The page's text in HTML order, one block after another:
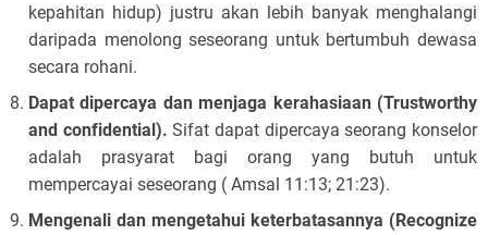
kepahitan hidup) justru akan lebih banyak menghalangi
daripada menolong seseorang untuk bertumbuh dewasa
secara rohani.
Dapat dipercaya dan menjaga kerahasiaan (Trustworthy
and confidential). Sifat dapat dipercaya seorang konselor
adalah prasyarat bagi orang yang butuh untuk
mempercayai seseorang ( Amsal 11:13; 21:23).
Mengenali dan mengetahui keterbatasannya (Recognize